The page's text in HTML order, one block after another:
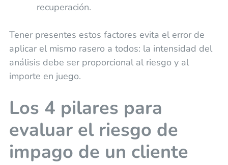
recuperación.
Tener presentes estos factores evita el error de
aplicar el mismo rasero a todos: la intensidad del
análisis debe ser proporcional al riesgo y al
importe en juego.
Los 4 pilares para
evaluar el riesgo de
impago de un cliente